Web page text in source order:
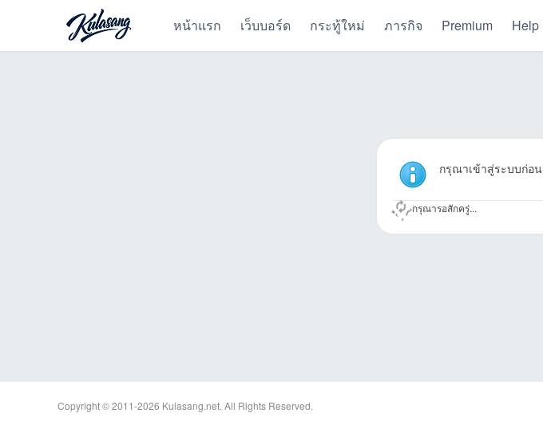
หน้าแรก เว็บบอร์ด กระทู้ใหม่ ภารกิจ Premium Help
กรุณาเข้าสู่ระบบก่อน
กรุณารอสักครู่...
Copyright © 2011-2026 Kulasang.net. All Rights Reserved.